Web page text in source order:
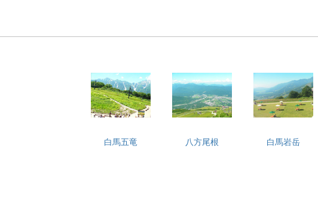
白馬五竜 八方尾根 白馬岩岳